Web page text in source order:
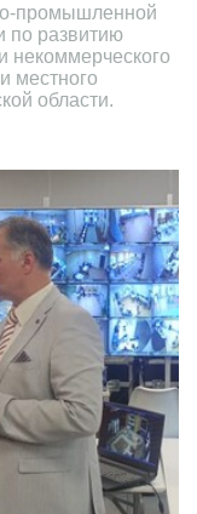
промышленной
по развитию
некоммерческого
местного
области.